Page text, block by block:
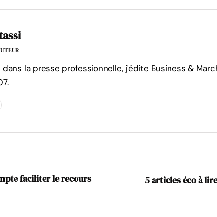
la presse professionnelle, j'édite Business &
faciliter le recours 5 articles éco à